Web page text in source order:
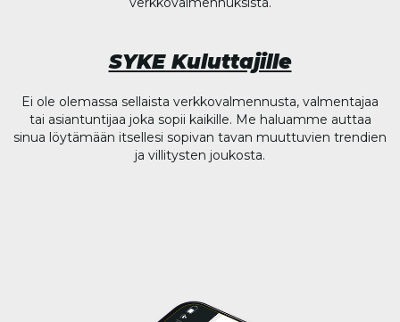
SYKE Kuluttajille
Ei ole olemassa sellaista verkkovalmennusta, valmentajaa
tai asiantuntijaa joka sopii kaikille. Me haluamme auttaa
sinua löytämään itsellesi sopivan tavan muuttuvien trendien
ja villitysten joukosta.